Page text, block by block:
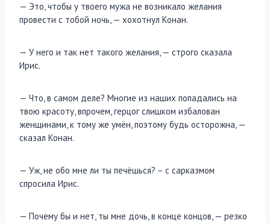
— Это, чтобы у твоего мужа не возникало желания
провести с тобой ночь, — хохотнул Конан.
— У него и так нет такого желания, — строго сказала
Ирис.
— Что, в самом деле? Многие из наших попадались на
твою красоту, впрочем, герцог слишком избалован
женщинами, к тому же умён, поэтому будь осторожна, —
сказал Конан.
— Уж, не обо мне ли ты печёшься? – с сарказмом
спросила Ирис.
— Почему бы и нет, ты мне дочь, в конце концов, — резко